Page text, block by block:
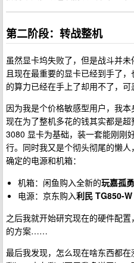
第二阶段：转战整机
虽然显卡坞失败了，但是战斗并
且现在最重要的显卡已经到手了
的算力已经在手上了却用不了，可
因为我是个价格敏感型用户，我本
现在为了整机多花的钱其实都是
3080 显卡为基础，装一套能刚刚
行。同时我又是个彻头彻尾的懒
确定的电源和机箱：
机箱：闲鱼购入全新的玩嘉孤
电源：京东购入利民 TG850-
之后我就开始研究现在的硬件配
的方案……
最后我发现，怎么现在啥东西都